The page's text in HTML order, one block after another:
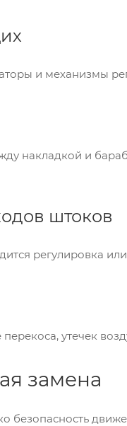
и механизмы
накладкой и
штоков
регулировка
утечек
замена
безопасность